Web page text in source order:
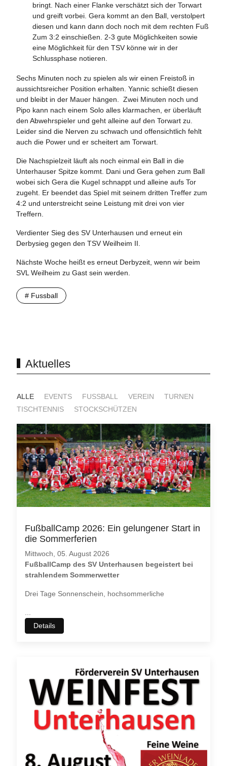
bringt. Nach einer Flanke verschätzt sich der Torwart
und greift vorbei. Gera kommt an den Ball, verstolpert
diesen und kann dann doch noch mit dem rechten Fuß
Zum 3:2 einschießen. 2-3 gute Möglichkeiten sowie
eine Möglichkeit für den TSV könne wir in der
Schlussphase notieren.
Sechs Minuten noch zu spielen als wir einen Freistoß in
aussichtsreicher Position erhalten. Yannic schießt diesen
und bleibt in der Mauer hängen. Zwei Minuten noch und
Pipo kann nach einem Solo alles klarmachen, er überläuft
den Abwehrspieler und geht alleine auf den Torwart zu.
Leider sind die Nerven zu schwach und offensichtlich fehlt
auch die Power und er scheitert am Torwart.
Die Nachspielzeit läuft als noch einmal ein Ball in die
Unterhauser Spitze kommt. Dani und Gera gehen zum Ball
wobei sich Gera die Kugel schnappt und alleine aufs Tor
zugeht. Er beendet das Spiel mit seinem dritten Treffer zum
4:2 und unterstreicht seine Leistung mit drei von vier
Treffern.
Verdienter Sieg des SV Unterhausen und erneut ein
Derbysieg gegen den TSV Weilheim II.
Nächste Woche heißt es erneut Derbyzeit, wenn wir beim
SVL Weilheim zu Gast sein werden.
# Fussball
Aktuelles
ALLE EVENTS FUSSBALL VEREIN
TURNEN
TISCHTENNIS
STOCKSCHÜTZEN
FußballCamp 2026: Ein gelungener Start in
die Sommerferien
Mittwoch, 05. August 2026
FußballCamp des SV Unterhausen begeistert bei
strahlendem Sommerwetter
Drei Tage Sonnenschein, hochsommerliche
Details